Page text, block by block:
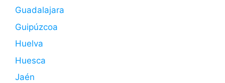
Guadalajara
Guipúzcoa
Huelva
Huesca
Jaén